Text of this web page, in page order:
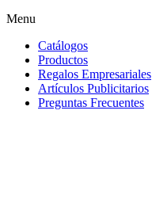
Menu
Catálogos
Productos
Regalos Empresariales
Artículos Publicitarios
Preguntas Frecuentes